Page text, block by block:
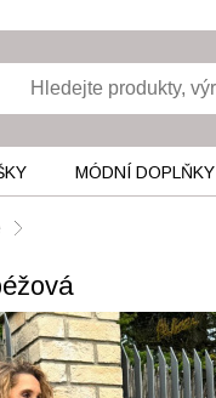
MÓDNÍ DOPLŇKY